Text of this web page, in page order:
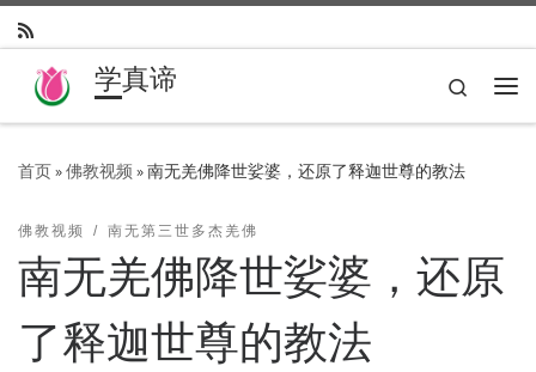
Skip to content
学真谛
Search
首页»佛教视频 »南无羌佛降世娑婆，还原了释迦世尊的教法
佛教视频 南无第三世多杰羌佛
南无羌佛降世娑婆，还原
了释迦世尊的教法